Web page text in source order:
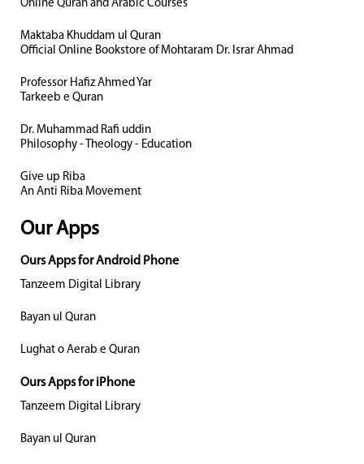
Online Quran and Arabic Courses
Maktaba Khuddam ul Quran
Official Online Bookstore of Mohtaram Dr. Israr Ahmad
Professor Hafiz Ahmed Yar
Tarkeeb e Quran
Dr. Muhammad Rafi uddin
Philosophy - Theology - Education
Give up Riba
An Anti Riba Movement
Our Apps
Ours Apps for Android Phone
Tanzeem Digital Library
Bayan ul Quran
Lughat o Aerab e Quran
Ours Apps for iPhone
Tanzeem Digital Library
Bayan ul Quran